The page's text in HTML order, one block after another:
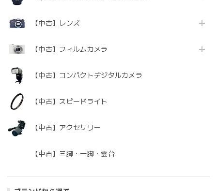
【中古】レンズ
【中古】フィルムカメラ
【中古】コンパクトデジタルカメラ
【中古】スピードライト
【中古】アクセサリー
【中古】三脚・一脚・雲台